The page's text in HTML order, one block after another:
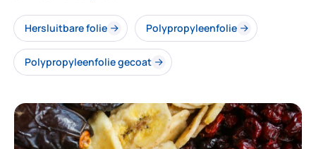
Hersluitbare folie Polypropyleenfolie
Polypropyleenfolie gecoat